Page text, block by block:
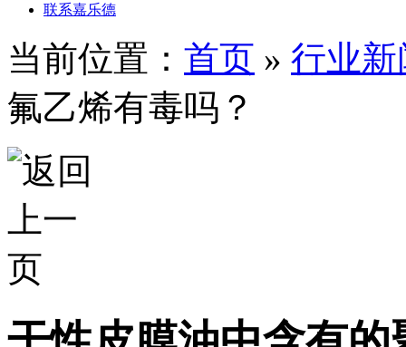
联系嘉乐德
当前位置： 首页 » 行业新
氟乙烯有毒吗？